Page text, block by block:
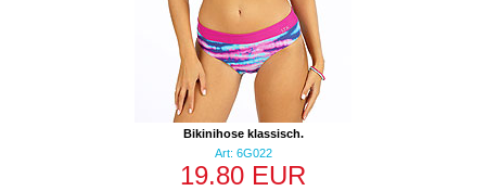
Bikinihose klassisch.
Art: 6G022
19.80 EUR